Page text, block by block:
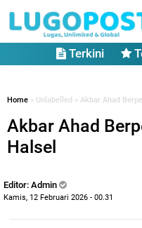
Terkini
Home » Unlabelled » Akbar Ahad
Akbar Ahad
Halsel
Editor: Admin
Kamis, 12 Februari 2026 - 00.31